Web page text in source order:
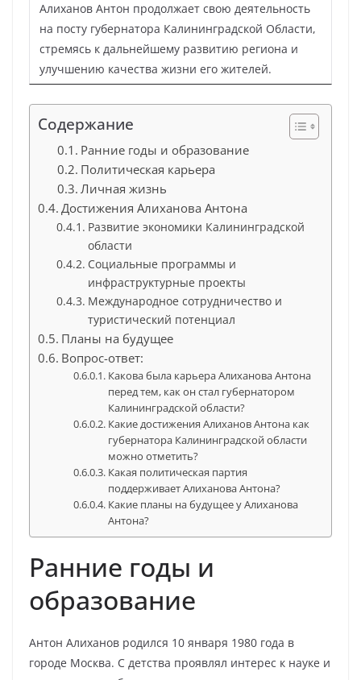
Алиханов Антон продолжает свою деятельность
на посту губернатора Калининградской Области,
стремясь к дальнейшему развитию региона и
улучшению качества жизни его жителей.
Содержание
Ранние годы и образование
Политическая карьера
Личная жизнь
Достижения Алиханова Антона
Развитие экономики Калининградской
области
Социальные программы и
инфраструктурные проекты
Международное сотрудничество и
туристический потенциал
Планы на будущее
Вопрос-ответ:
Какова была карьера Алиханова Антона
перед тем, как он стал губернатором
Калининградской области?
Какие достижения Алиханов Антона как
губернатора Калининградской области
можно отметить?
Какая политическая партия
поддерживает Алиханова Антона?
Какие планы на будущее у Алиханова
Антона?
Ранние годы и
образование
Антон Алиханов родился 10 января 1980 года в
городе Москва. С детства проявлял интерес к науке и